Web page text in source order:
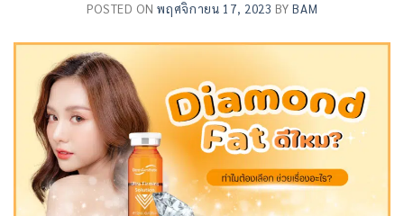
POSTED ONพฤศจิกายน 17, 2023 BYBAM